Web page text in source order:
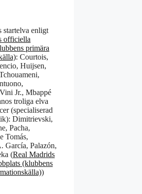
startelva enligt
officiella
primära
: Courtois,
Huijsen,
Jr., Mbappé
troliga elva
(specialiserad
Dimitrievski,
Pacha,
Tomás,
García, Palazón,
(Real Madrids
(klubbens
)